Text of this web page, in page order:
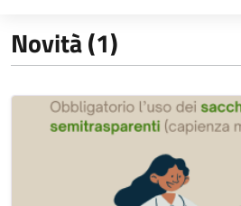
Novità (1)